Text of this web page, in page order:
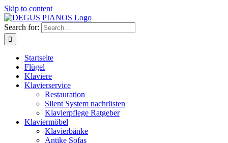
Skip to content
Search for:
Startseite
Flügel
Klaviere
Klavierservice
Restauration
Silent System nachrüsten
Klavierpflege Ratgeber
Klaviermöbel
Klavierbänke
Antike Sofas